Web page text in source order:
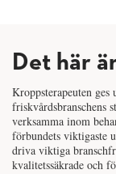
Det här
Kroppsterapeuten
friskvårdsbranschens
verksamma inom
förbundets viktigaste
driva viktiga
kvalitetssäkrade och